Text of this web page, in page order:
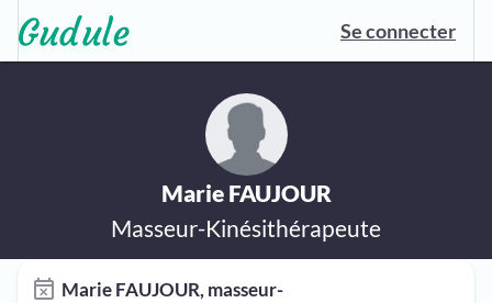
Se connecter
Marie FAUJOUR
Masseur-Kinésithérapeute
Marie FAUJOUR, masseur-